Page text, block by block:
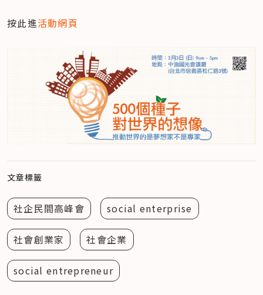
按此進活動網頁
文章標籤
社企民間高峰會 social enterprise
社會創業家 社會企業
social entrepreneur